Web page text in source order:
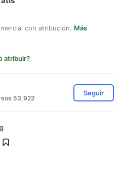
con atribución. Más
atribuir?
53,922
Seguir